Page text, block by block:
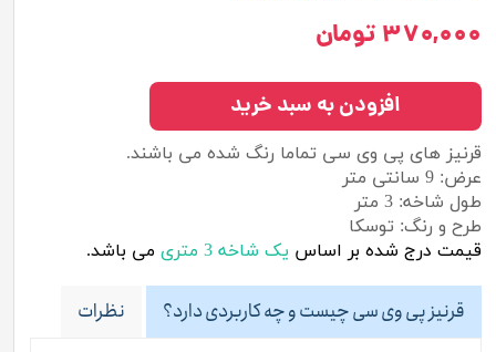
۳۷۰,۰۰۰ تومان
قرنیز های پی وی سی تماما رنگ شده می باشند.
عرض: 9 سانتی متر
طول شاخه: 3 متر
طرح و رنگ: توسکا
قیمت درج شده بر اساس یک شاخه 3 متری می باشد.
افزودن به سبد خرید
قرنیز پی وی سی چیست و چه کاربردی دارد؟ نظرات